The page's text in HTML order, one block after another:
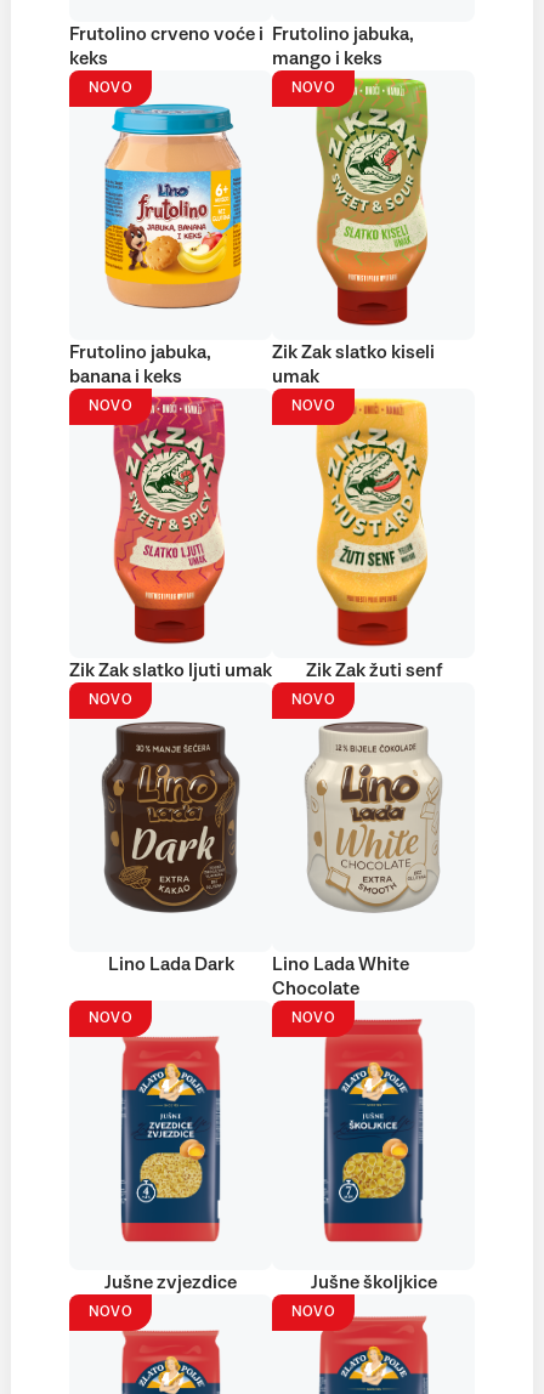
Frutolino crveno voće i
keks
Frutolino jabuka,
mango i keks
NOVO
Frutolino jabuka,
banana i keks
NOVO
Zik Zak slatko kiseli
umak
NOVO
Zik Zak slatko ljuti umak
NOVO
Zik Zak žuti senf
NOVO
Lino Lada Dark
NOVO
Lino Lada White
Chocolate
NOVO
Jušne zvjezdice
NOVO
Jušne školjkice
NOVO NOVO